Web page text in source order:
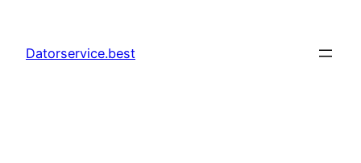
innehåll
Datorservice.best